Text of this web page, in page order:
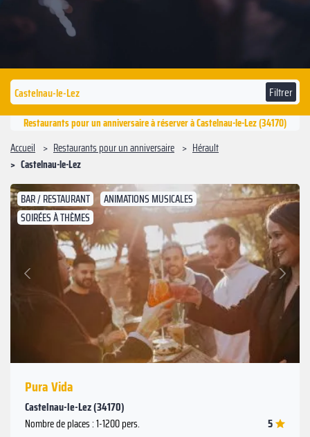
Filtrer
Restaurants pour un anniversaire à réserver à Castelnau-le-Lez (34170)
Accueil
Restaurants pour un anniversaire
Hérault
Castelnau-le-Lez
BAR / RESTAURANT
ANIMATIONS MUSICALES
SOIRÉES À THÈMES
Précédent
Suivant
Pura Vida
Castelnau-le-Lez (34170)
Nombre de places : 1-1200 pers. 5